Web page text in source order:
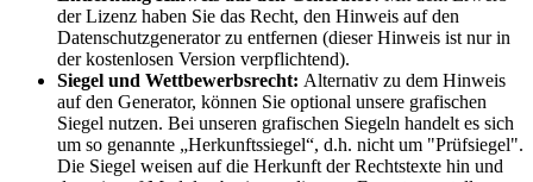
der Lizenz haben Sie das Recht, den Hinweis auf den
Datenschutzgenerator zu entfernen (dieser Hinweis ist nur in
der kostenlosen Version verpflichtend).
Siegel und Wettbewerbsrecht: Alternativ zu dem Hinweis
auf den Generator, können Sie optional unsere grafischen
Siegel nutzen. Bei unseren grafischen Siegeln handelt es sich
um so genannte „Herkunftssiegel“, d.h. nicht um "Prüfsiegel".
Die Siegel weisen auf die Herkunft der Rechtstexte hin und